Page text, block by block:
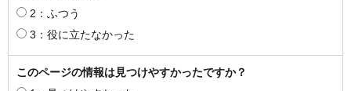
2：ふつう
3：役に立たなかった
このページの情報は見つけやすかったですか？